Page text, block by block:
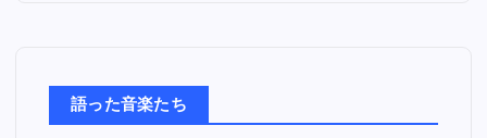
語った音楽たち